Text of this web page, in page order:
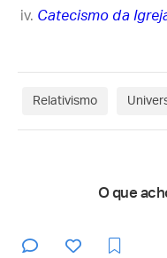
Catecismo da
Relativismo
O que